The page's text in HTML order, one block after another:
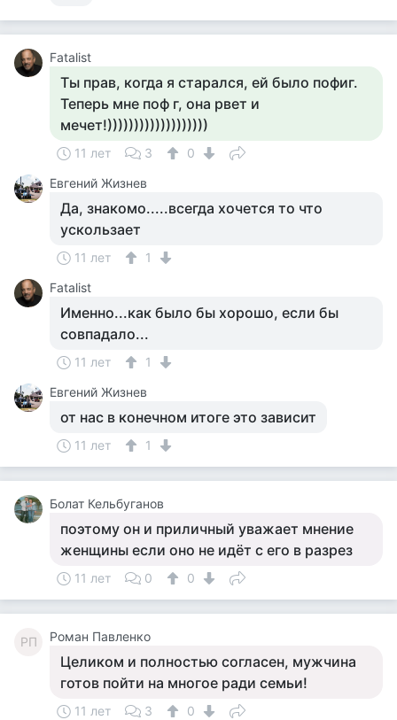
Fatalist
Ты прав, когда я старался, ей было пофиг.
Теперь мне поф г, она рвет и
мечет!)))))))))))))))))))
11 лет 3
0
Евгений Жизнев
Да, знакомо.....всегда хочется то что
ускользает
11 лет
1
Fatalist
Именно...как было бы хорошо, если бы
совпадало...
11 лет
1
Евгений Жизнев
от нас в конечном итоге это зависит
11 лет 1
Болат Кельбуганов
поэтому он и приличный уважает мнение
женщины если оно не идёт с его в разрез
11 лет 0 0
РП Роман Павленко
Целиком и полностью согласен, мужчина
готов пойти на многое ради семьи!
11 лет 3
0